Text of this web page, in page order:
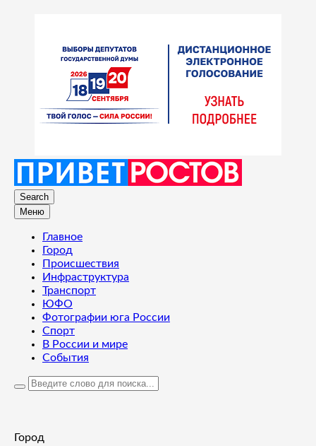
Search
Меню
Главное
Город
Происшествия
Инфраструктура
Транспорт
ЮФО
Фотографии юга России
Спорт
В России и мире
События
Город